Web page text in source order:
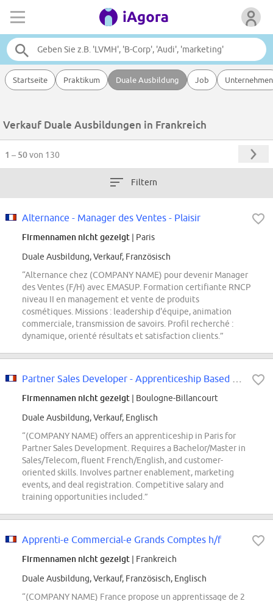
Startseite Praktikum Duale Ausbildung Job Unternehmen
Verkauf Duale Ausbildungen in Frankreich
1 – 50von 130
Filtern
Alternance - Manager des Ventes - Plaisir
Firmennamen nicht gezeigt | Paris
Duale Ausbildung, Verkauf, Französisch
“Alternance chez (COMPANY NAME) pour devenir Manager
des Ventes (F/H) avec EMASUP. Formation certifiante RNCP
niveau II en management et vente de produits
cosmétiques. Missions : leadership d'équipe, animation
commerciale, transmission de savoirs. Profil recherché :
dynamique, orienté résultats et satisfaction clients.”
Firmennamen nicht gezeigt | Boulogne-Billancourt
Duale Ausbildung, Verkauf, Englisch
“(COMPANY NAME) offers an apprenticeship in Paris for
Partner Sales Development. Requires a Bachelor/Master in
Sales/Telecom, fluent French/English, and customer-
oriented skills. Involves partner enablement, marketing
events, and deal registration. Competitive salary and
training opportunities included.”
Apprenti-e Commercial-e Grands Comptes h/f
Firmennamen nicht gezeigt | Frankreich
Duale Ausbildung, Verkauf, Französisch, Englisch
“(COMPANY NAME) France propose un apprentissage de 2